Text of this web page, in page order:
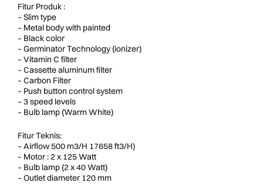
Fitur Produk :
– Slim type
– Metal body with painted
– Black color
– Germinator Technology (ionizer)
– Vitamin C filter
– Cassette aluminum filter
– Carbon Filter
– Push button control system
– 3 speed levels
– Bulb lamp (Warm White)
Fitur Teknis:
– Airflow 500 m3/H 17658 ft3/H)
– Motor : 2 x 125 Watt
– Bulb lamp (2 x 40 Watt)
– Outlet diameter 120 mm